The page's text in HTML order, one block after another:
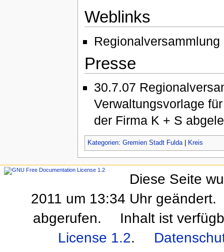
Weblinks
Regionalversammlung
Presse
30.7.07
Verwaltungsvorlage
der Firma K + S
Kategorien: Gremien Stadt Fulda| Kreis
Diese Seite
2011 um 13:34 Uhr geändert.
abgerufen.
Inhalt ist
License 1.2.